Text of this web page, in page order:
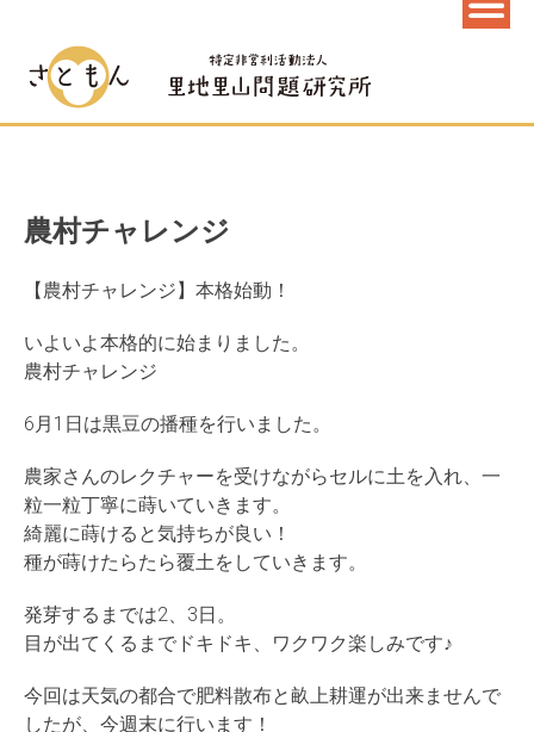
農村チャレンジ
【農村チャレンジ】本格始動！
いよいよ本格的に始まりました。
農村チャレンジ
6月1日は黒豆の播種を行いました。
農家さんのレクチャーを受けながらセルに土を入れ、一
粒一粒丁寧に蒔いていきます。
綺麗に蒔けると気持ちが良い！
種が蒔けたらたら覆土をしていきます。
発芽するまでは2、3日。
目が出てくるまでドキドキ、ワクワク楽しみです♪
今回は天気の都合で肥料散布と畝上耕運が出来ませんで
したが、今週末に行います！